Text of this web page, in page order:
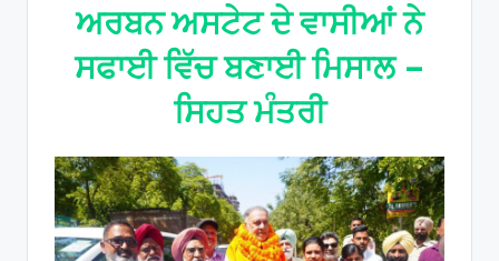
ਅਰਬਨ ਅਸਟੇਟ ਦੇ ਵਾਸੀਆਂ ਨੇ
ਸਫਾਈ ਵਿੱਚ ਬਣਾਈ ਮਿਸਾਲ –
ਸਿਹਤ ਮੰਤਰੀ